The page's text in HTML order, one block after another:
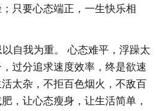
只要心态端正，一生快乐相
自我为重。 心态难平，浮躁太
过分追求速度效率，终是欲速
太杂，不拒百色烟火，不敌百
，让心态瘦身，让生活简单，